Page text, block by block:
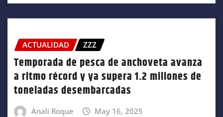
ACTUALIDAD ZZZ
Temporada de pesca de anchoveta avanza
a ritmo récord y ya supera 1.2 millones de
toneladas desembarcadas
Anali Roque May 16, 2025